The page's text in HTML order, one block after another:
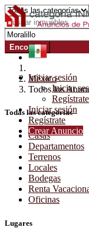
Iniciar sesión
Iniciar
Regístrate
Iniciar sesión
Regístrate
Crear Anuncio
Encontrar
México
Todos los
Todas las categorías
Casas
Departamentos
Terrenos
Locales
Bodegas
Renta
Oficinas
Lugares